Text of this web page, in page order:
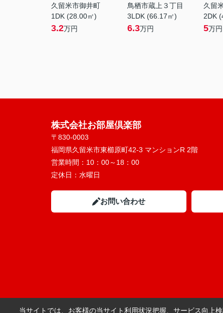
久留米市御井町
1DK (28.00㎡)
3.2万円
鳥栖市蔵上３丁目
3LDK (66.17㎡)
6.3万円
久留
2DK
5万円
株式会社お部屋倶楽部
〒830-0003
福岡県久留米市東櫛原町42-3 マンションR 2階
営業時間： 10：00～18：00
定休日： 水曜日
お問い合わせ
当サイトでは、お客様の当サイト利用状況把握、サービス向上